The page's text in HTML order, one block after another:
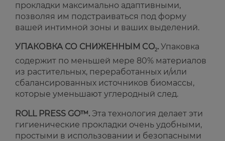
прокладки максимально адаптивными,
позволяя им подстраиваться под форму
вашей интимной зоны и ваших выделений.
УПАКОВКА СО СНИЖЕННЫМ CO2. Упаковка
содержит по меньшей мере 80% материалов
из растительных, переработанных и/или
сбалансированных источников биомассы,
которые уменьшают углеродный след.
ROLL PRESS GO™. Эта технология делает эти
гигиенические прокладки очень удобными,
простыми в использовании и безопасными